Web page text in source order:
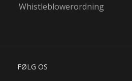
Whistleblowerordning
FØLG OS